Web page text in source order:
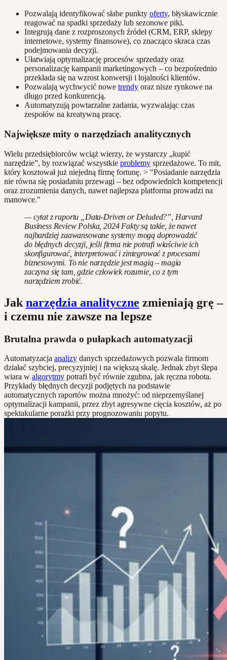
Pozwalają identyfikować słabe punkty oferty, błyskawicznie
reagować na spadki sprzedaży lub sezonowe piki.
Integrują dane z rozproszonych źródeł (CRM, ERP, sklepy
internetowe, systemy finansowe), co znacząco skraca czas
podejmowania decyzji.
Ułatwiają optymalizację procesów sprzedaży oraz
personalizację kampanii marketingowych – co bezpośrednio
przekłada się na wzrost konwersji i lojalności klientów.
Pozwalają wychwycić nowe trendy oraz nisze rynkowe na
długo przed konkurencją.
Automatyzują powtarzalne zadania, wyzwalając czas
zespołów na kreatywną pracę.
Największe mity o narzędziach analitycznych
Wielu przedsiębiorców wciąż wierzy, że wystarczy „kupić
narzędzie”, by rozwiązać wszystkie problemy sprzedażowe. To mit,
który kosztował już niejedną firmę fortunę. > "Posiadanie narzędzia
nie równa się posiadaniu przewagi – bez odpowiednich kompetencji
oraz zrozumienia danych, nawet najlepsza platforma prowadzi na
manowce."
— cytat z raportu „Data-Driven or Deluded?”, Harvard
Business Review Polska, 2024 Fakty są takie, że nawet
najbardziej zaawansowane systemy mogą doprowadzić
do błędnych decyzji, jeśli firma nie potrafi właściwie ich
skonfigurować, interpretować i zintegrować z procesami
biznesowymi. To nie narzędzie jest magią – magia
zaczyna się tam, gdzie człowiek rozumie, co z tym
narzędziem zrobić.
Jak narzędzia analityczne zmieniają grę –
i czemu nie zawsze na lepsze
Brutalna prawda o pułapkach automatyzacji
Automatyzacja analizy danych sprzedażowych pozwala firmom
działać szybciej, precyzyjniej i na większą skalę. Jednak zbyt ślepa
wiara w algorytmy potrafi być równie zgubna, jak ręczna robota.
Przykłady błędnych decyzji podjętych na podstawie
automatycznych raportów można mnożyć: od nieprzemyślanej
optymalizacji kampanii, przez zbyt agresywne cięcia kosztów, aż po
spektakularne porażki przy prognozowaniu popytu.